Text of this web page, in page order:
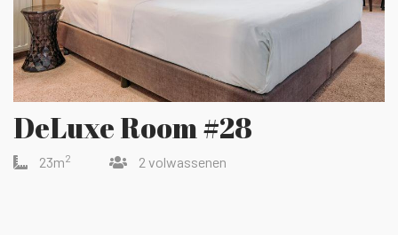
DeLuxe Room #28
23m2 2 volwassenen